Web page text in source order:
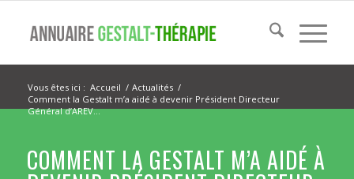
Vous êtes ici : Accueil / Actualités /
Comment la Gestalt m’a aidé à devenir Président Directeur
Général d’AREV...
COMMENT LA GESTALT M’A AIDÉ À